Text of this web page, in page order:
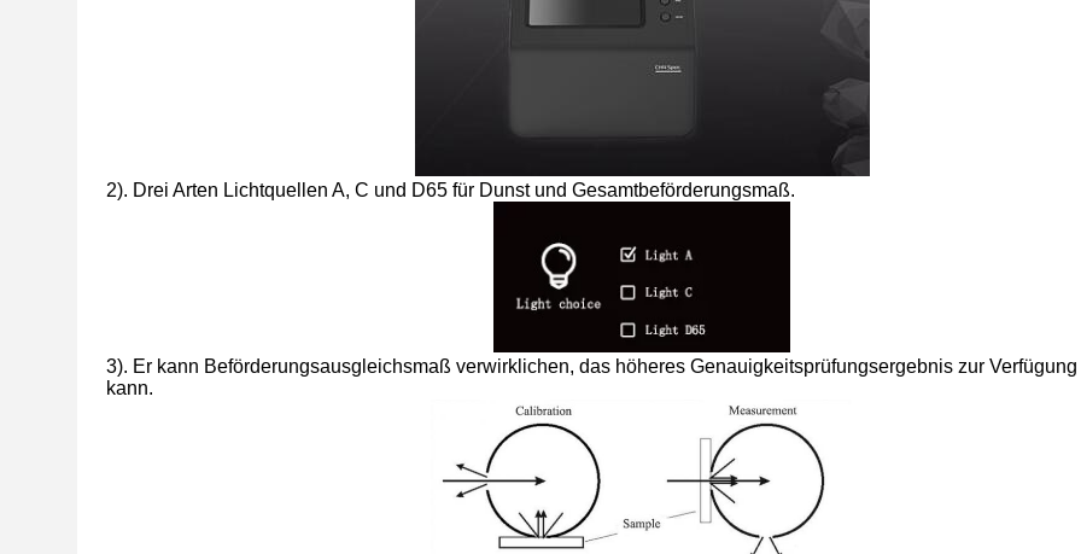
2). Drei Arten Lichtquellen A, C und D65 für Dunst und Gesamtbeförderungsmaß.
3). Er kann Beförderungsausgleichsmaß verwirklichen, das höheres Genauigkeitsprüfungsergebnis zur
kann.